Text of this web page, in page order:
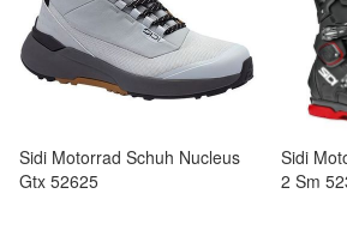
Sidi Motorrad Schuh Nucleus
Gtx 52625
Sidi
2 Sm